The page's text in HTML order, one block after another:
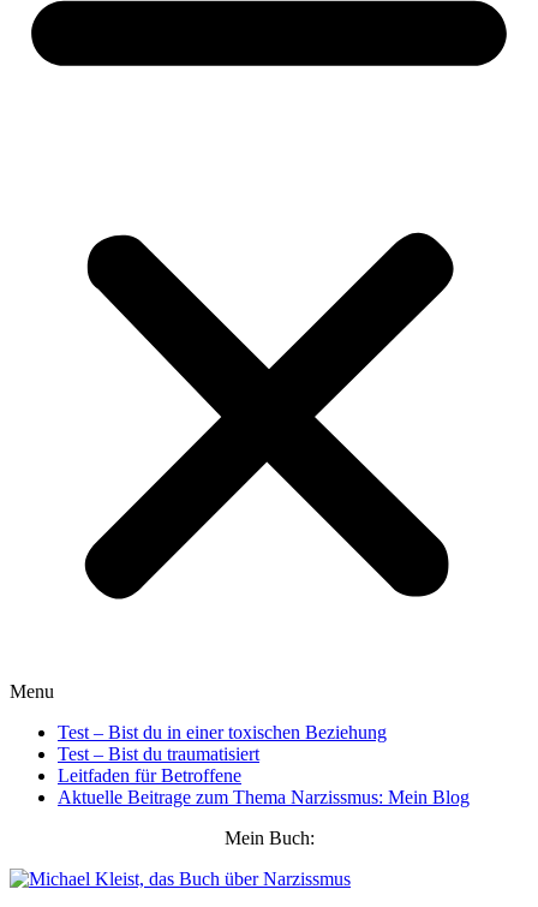
Menu
Test – Bist du in einer toxischen Beziehung
Test – Bist du traumatisiert
Leitfaden für Betroffene
Aktuelle Beitrage zum Thema Narzissmus: Mein Blog
Mein Buch: